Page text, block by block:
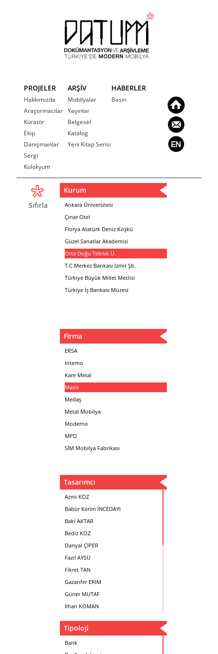
PROJELER
Hakkımızda
Araştırmacılar
Küratör
Ekip
Danışmanlar
Sergi
Kolokyum
ARŞİV
Mobilyalar
Yayınlar
Belgesel
Katalog
Yeni Kitap Serisi
HABERLER
Basın
Sıfırla
Kurum
Ankara Üniversitesi
Çınar Otel
Florya Atatürk Deniz Köşkü
Güzel Sanatlar Akademisi
Orta Doğu Teknik Ü.
T.C.Merkez Bankası İzmir Şb.
Türkiye Büyük Millet Meclisi
Türkiye İş Bankası Müzesi
Firma
ERSA
Interno
Kare Metal
Masis
Medaş
Metal Mobilya
Moderno
MPD
SİM Mobilya Fabrikası
Tasarımcı
Azmi KOZ
Babür Kerim İNCEDAYI
Baki AKTAR
Bediz KOZ
Danyal ÇİPER
Fazıl AYSU
Fikret TAN
Gazanfer ERİM
Güner MUTAF
İlhan KOMAN
Metin Atabey ATA
Minas BOYACIYAN
Tipoloji
Bank